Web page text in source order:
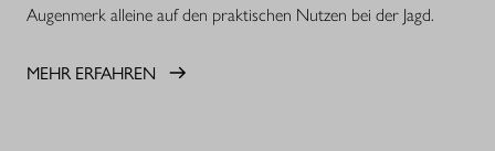
Augenmerk alleine auf den praktischen Nutzen bei der Jagd.
MEHR ERFAHREN